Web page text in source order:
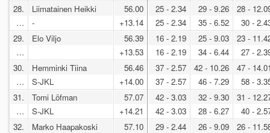
28.
…
Liimatainen Heikki
-
56.00
+13.14
25 - 2.34
25 - 2.34
29 - 9.26
35 - 6.52
28 -
30 -
29.
…
Elo Viljo
56.39
+13.53
16 - 2.19
16 - 2.19
25 - 9.03
34 - 6.44
23 -
27 -
30.
…
Hemminki Tiina
S-JKL
56.46
+14.00
37 - 2.57
37 - 2.57
42 - 10.26
46 - 7.29
47 -
58 -
31.
…
Tomi Löfman
S-JKL
57.07
+14.21
42 - 3.03
42 - 3.03
32 - 9.30
28 - 6.27
31 -
40 -
32.
Marko Haapakoski
57.10
29 - 2.44
26 - 9.09
26 -